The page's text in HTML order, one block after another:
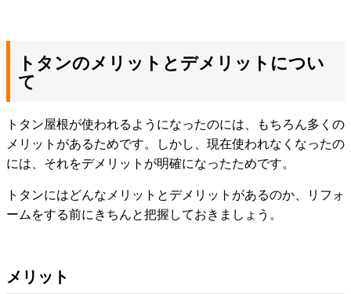
トタンのメリットとデメリットについ
て
トタン屋根が使われるようになったのには、もちろん多くの
メリットがあるためです。しかし、現在使われなくなったの
には、それをデメリットが明確になったためです。
トタンにはどんなメリットとデメリットがあるのか、リフォ
ームをする前にきちんと把握しておきましょう。
メリット